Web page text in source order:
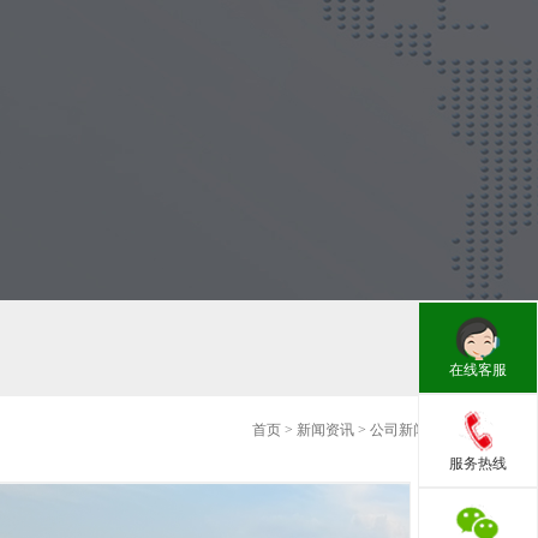
首页 > 新闻资讯 > 公司新闻
在线客服
服务热线